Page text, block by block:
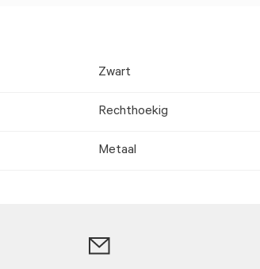
Zwart
Rechthoekig
Metaal